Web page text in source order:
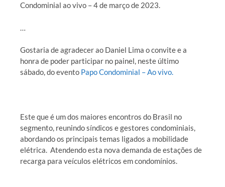
Condominial ao vivo – 4 de março de 2023.
…
Gostaria de agradecer ao Daniel Lima o convite e a
honra de poder participar no painel, neste último
sábado, do evento Papo Condominial – Ao vivo.
Este que é um dos maiores encontros do Brasil no
segmento, reunindo síndicos e gestores condominiais,
abordando os principais temas ligados a mobilidade
elétrica. Atendendo esta nova demanda de estações de
recarga para veículos elétricos em condomínios.